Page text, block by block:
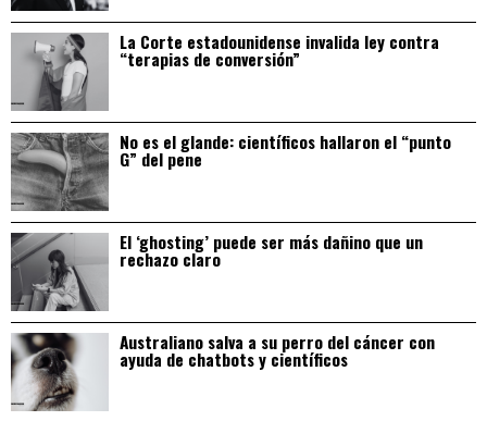
La Corte estadounidense invalida ley contra
“terapias de conversión”
No es el glande: científicos hallaron el “punto
G” del pene
El ‘ghosting’ puede ser más dañino que un
rechazo claro
Australiano salva a su perro del cáncer con
ayuda de chatbots y científicos